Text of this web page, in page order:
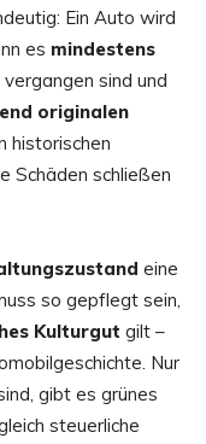
Ein Auto wird
es mindestens
vergangen sind und
originalen
historischen
Schäden schließen
eine
so gepflegt sein,
Kulturgut gilt –
Nur
gibt es grünes
steuerliche